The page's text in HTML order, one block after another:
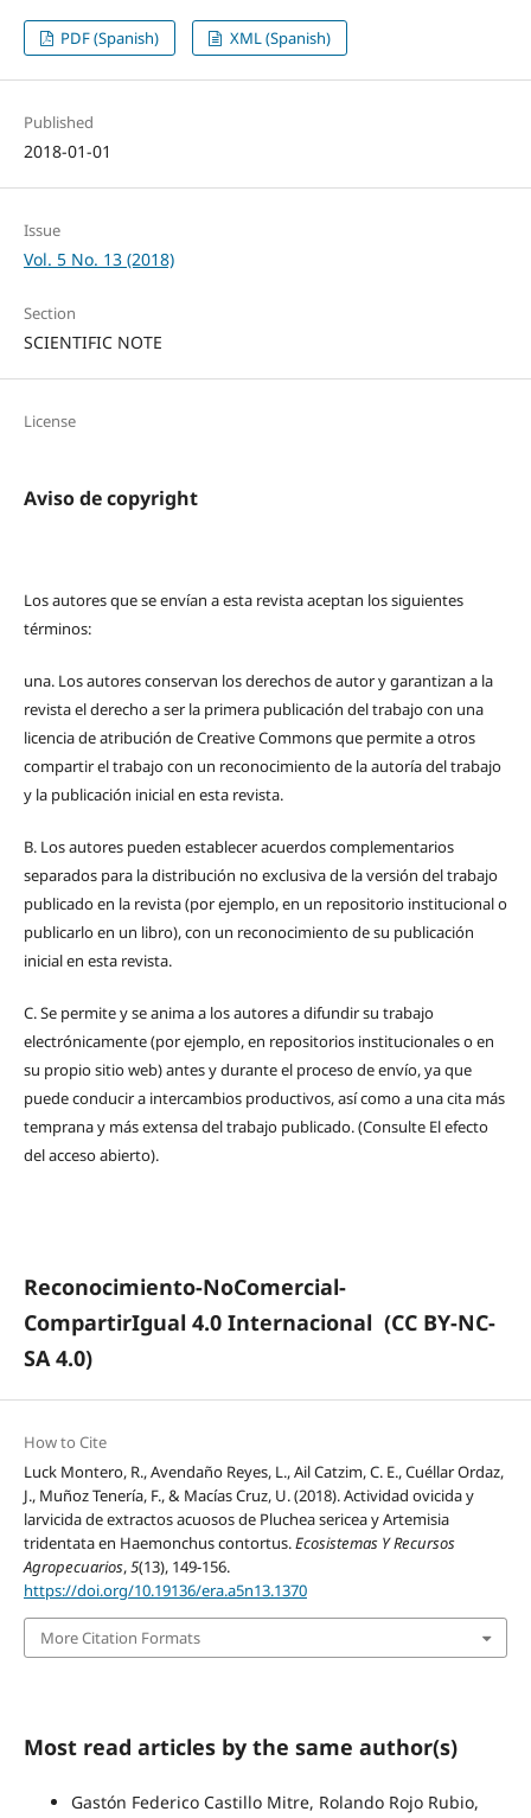
PDF (Spanish) XML (Spanish)
Published
2018-01-01
Issue
Vol. 5 No. 13 (2018)
Section
SCIENTIFIC NOTE
License
Aviso de copyright
Los autores que se envían a esta revista aceptan los siguientes
términos:
una. Los autores conservan los derechos de autor y garantizan a la
revista el derecho a ser la primera publicación del trabajo con una
licencia de atribución de Creative Commons que permite a otros
compartir el trabajo con un reconocimiento de la autoría del trabajo
y la publicación inicial en esta revista.
B. Los autores pueden establecer acuerdos complementarios
separados para la distribución no exclusiva de la versión del trabajo
publicado en la revista (por ejemplo, en un repositorio institucional o
publicarlo en un libro), con un reconocimiento de su publicación
inicial en esta revista.
C.Se permite y se anima a los autores a difundir su trabajo
electrónicamente (por ejemplo, en repositorios institucionales o en
su propio sitio web) antes y durante el proceso de envío, ya que
puede conducir a intercambios productivos, así como a una cita más
temprana y más extensa del trabajo publicado. (Consulte El efecto
del acceso abierto).
Reconocimiento-NoComercial-
CompartirIgual 4.0 Internacional (CC BY-NC-
SA 4.0)
How to Cite
Luck Montero, R., Avendaño Reyes, L., Ail Catzim, C. E., Cuéllar Ordaz,
J., Muñoz Tenería, F., & Macías Cruz, U. (2018). Actividad ovicida y
larvicida de extractos acuosos de Pluchea sericea y Artemisia
tridentata en Haemonchus contortus.Ecosistemas Y Recursos
Agropecuarios,5(13), 149-156.
https://doi.org/10.19136/era.a5n13.1370
More Citation Formats
Most read articles by the same author(s)
Gastón Federico Castillo Mitre, Rolando Rojo Rubio,